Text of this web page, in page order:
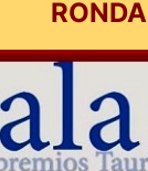
RONDA